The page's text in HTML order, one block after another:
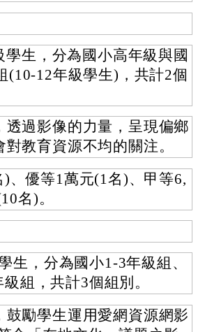
生，分為國小高年級與國
(10-12年級學生)，共計2個
過影像的力量，呈現偏鄉
教育資源不均的關注。
、優等1萬元(1名)、甲等6,
名)。
生，分為國小1-3年級組、
組，共計3個組別。
勵學生運用愛網資源網影